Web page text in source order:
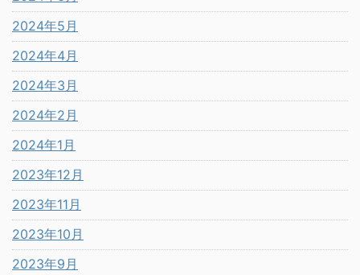
2024年5月
2024年4月
2024年3月
2024年2月
2024年1月
2023年12月
2023年11月
2023年10月
2023年9月